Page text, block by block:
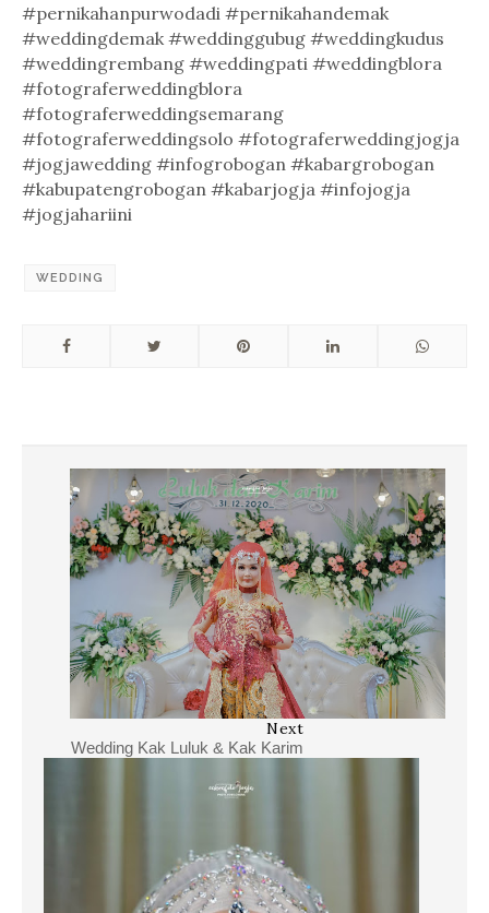
#pernikahanpurwodadi #pernikahandemak
#weddingdemak #weddinggubug #weddingkudus
#weddingrembang #weddingpati #weddingblora
#fotograferweddingblora
#fotograferweddingsemarang
#fotograferweddingsolo #fotograferweddingjogja
#jogjawedding #infogrobogan #kabargrobogan
#kabupatengrobogan #kabarjogja #infojogja
#jogjahariini
WEDDING
Next
Wedding Kak Luluk & Kak Karim